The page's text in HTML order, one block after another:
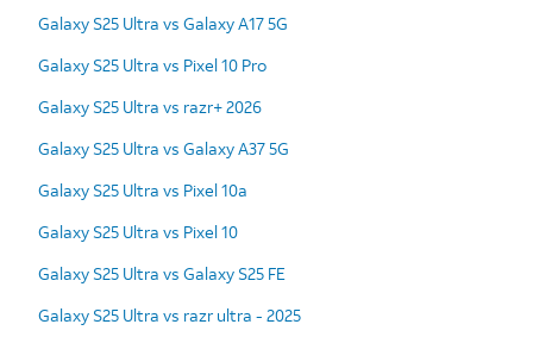
Galaxy S25 Ultra vs Galaxy A17 5G
Galaxy S25 Ultra vs Pixel 10 Pro
Galaxy S25 Ultra vs razr+ 2026
Galaxy S25 Ultra vs Galaxy A37 5G
Galaxy S25 Ultra vs Pixel 10a
Galaxy S25 Ultra vs Pixel 10
Galaxy S25 Ultra vs Galaxy S25 FE
Galaxy S25 Ultra vs razr ultra - 2025